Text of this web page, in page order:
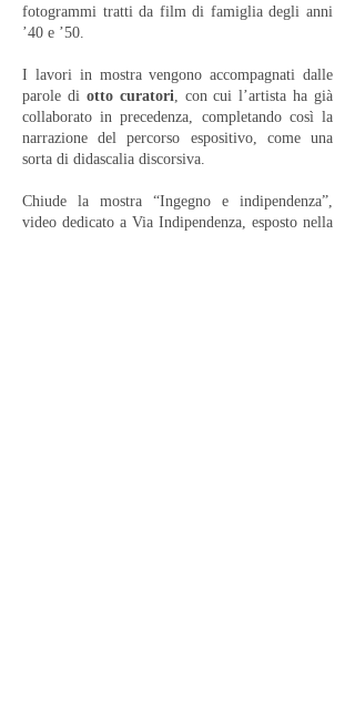
fotogrammi tratti da film di famiglia degli anni
’40 e ’50.
I lavori in mostra vengono accompagnati dalle
parole di otto curatori, con cui l’artista ha già
collaborato in precedenza, completando così la
narrazione del percorso espositivo, come una
sorta di didascalia discorsiva.
Chiude la mostra “Ingegno e indipendenza”,
video dedicato a Via Indipendenza, esposto nella